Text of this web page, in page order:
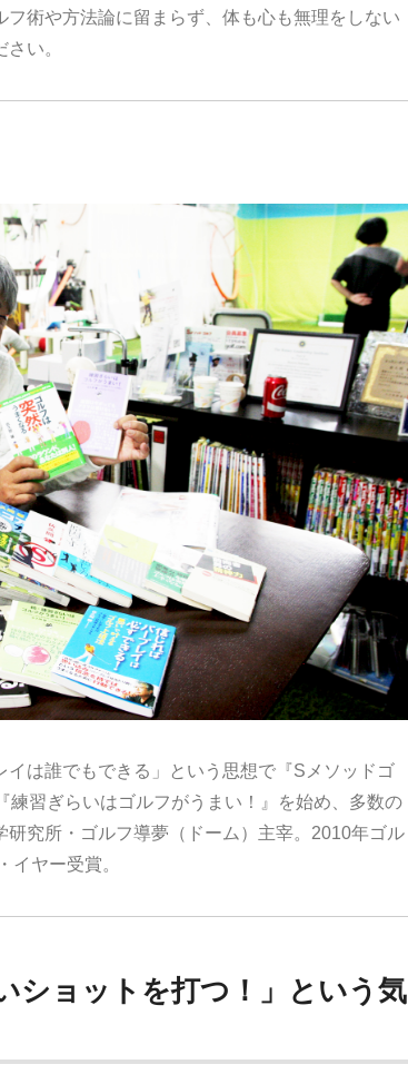
術や方法論に留まらず、体も心も無理をしない
い。
は誰でもできる」という思想で『Sメソッドゴ
習ぎらいはゴルフがうまい！』を始め、多数の
究所・ゴルフ導夢（ドーム）主宰。2010年ゴル
イヤー受賞。
ョットを打つ！」という気